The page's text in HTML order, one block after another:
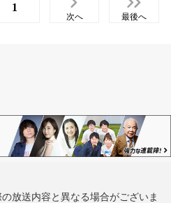
1
次へ 最後へ
放送内容と異なる場合がございま